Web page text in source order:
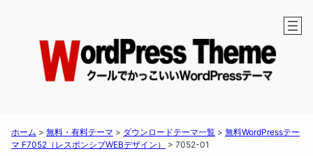
ホーム > 無料・有料テーマ > ダウンロードテーマ一覧 > 無料WordPressテー
マ F7052（レスポンシブWEBデザイン）
> 7052-01